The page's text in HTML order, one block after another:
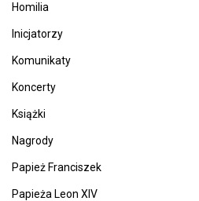
Homilia
Inicjatorzy
Komunikaty
Koncerty
Książki
Nagrody
Papież Franciszek
Papieża Leon XIV